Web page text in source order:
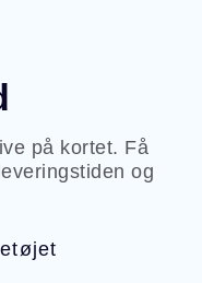
på kortet. Få
og